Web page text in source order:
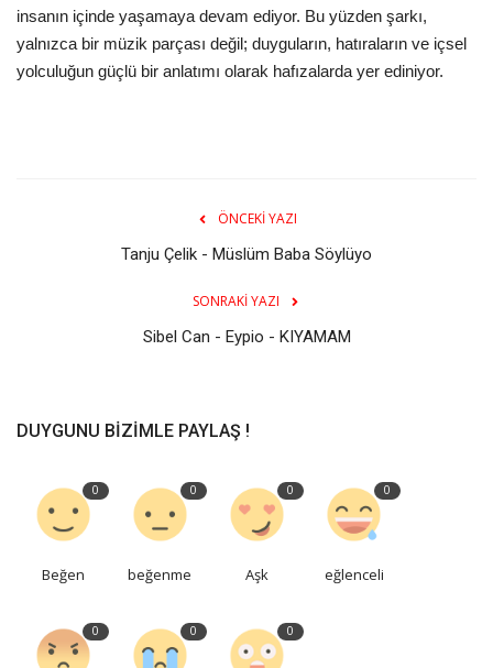
insanın içinde yaşamaya devam ediyor. Bu yüzden şarkı,
yalnızca bir müzik parçası değil; duyguların, hatıraların ve içsel
yolculuğun güçlü bir anlatımı olarak hafızalarda yer ediniyor.
ÖNCEKI YAZI
Tanju Çelik - Müslüm Baba Söylüyo
SONRAKI YAZI
Sibel Can - Eypio - KIYAMAM
DUYGUNU BIZIMLE PAYLAŞ !
0
Beğen
0
beğenme
0
Aşk
0
eğlenceli
0 0 0